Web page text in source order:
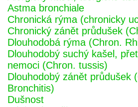
Astma bronchiale
Chronická rýma (chronicky
Chronický zánět průdušek
Dlouhodobá rýma (Chron.
Dlouhodobý suchý kašel,
nemoci (Chron. tussis)
Dlouhodobý zánět průdušek
Bronchitis)
Dušnost